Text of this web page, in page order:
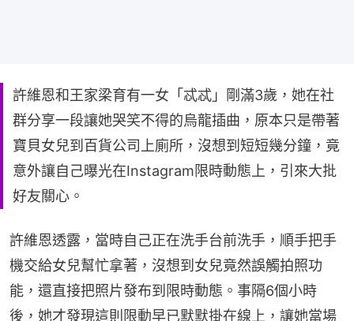
許維恩和王家梁育有一女「忒忒」剛滿3歲，她在社
群分享一段讓她哭笑不得的烏龍插曲，原本只是帶著
寶貝女兒到百貨公司上廁所，沒想到短短幾分鐘，竟
意外讓自己曝光在Instagram限時動態上，引來大批
好友關心。
許維恩透露，當時自己正在洗手台前洗手，順手把手
機交給女兒幫忙拿著，沒想到女兒竟然誤觸拍照功
能，還直接把照片發布到限時動態。事隔6個小時
後，她才發現這則限動早已默默掛在線上，讓她當場